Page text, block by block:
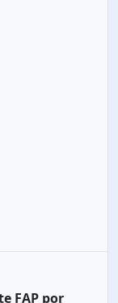
FAP por